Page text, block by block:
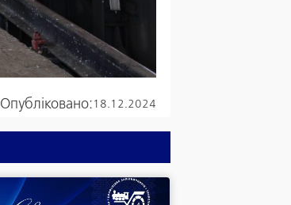
Опубліковано: 18.12.2024